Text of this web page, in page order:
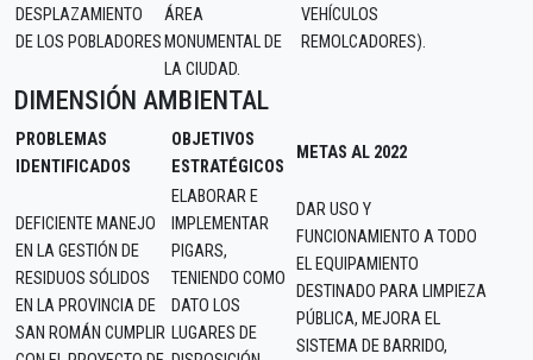
DESPLAZAMIENTO
DE LOS POBLADORES
ÁREA
MONUMENTAL DE
LA CIUDAD.
VEHÍCULOS
REMOLCADORES).
DIMENSIÓN AMBIENTAL
PROBLEMAS
IDENTIFICADOS
OBJETIVOS
ESTRATÉGICOS
METAS AL 2022
DEFICIENTE MANEJO
EN LA GESTIÓN DE
RESIDUOS SÓLIDOS
EN LA PROVINCIA DE
SAN ROMÁN CUMPLIR
ELABORAR E
IMPLEMENTAR
PIGARS,
TENIENDO COMO
DATO LOS
LUGARES DE
DAR USO Y
FUNCIONAMIENTO A TODO
EL EQUIPAMIENTO
DESTINADO PARA LIMPIEZA
PÚBLICA, MEJORA EL
SISTEMA DE BARRIDO,